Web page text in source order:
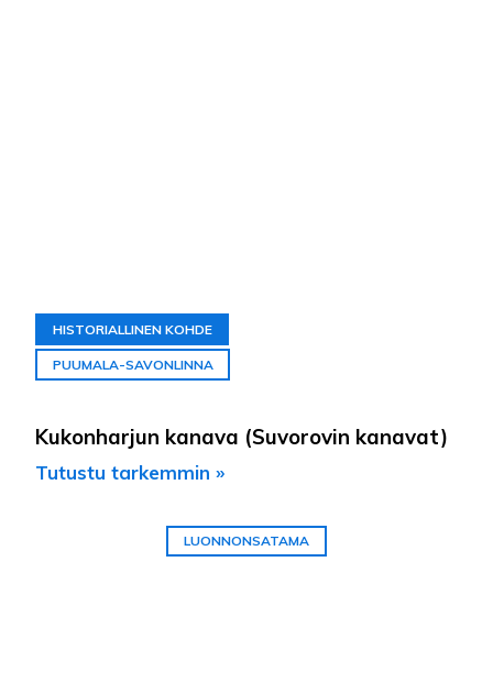
HISTORIALLINEN KOHDE
PUUMALA-SAVONLINNA
Kukonharjun kanava (Suvorovin kanavat)
Tutustu tarkemmin »
LUONNONSATAMA